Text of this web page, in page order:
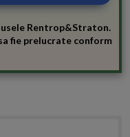
Rentrop&Straton.
fie prelucrate conform